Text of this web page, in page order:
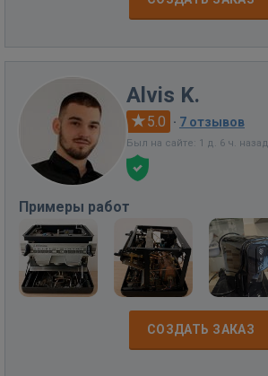
Alvis K.
5.0 · 7 отзывов
Был на сайте: 1 д. 6 ч. назад
Примеры работ
СОЗДАТЬ ЗАКАЗ